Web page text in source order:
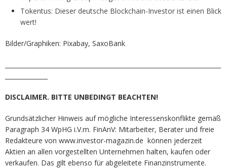
Tokentus: Dieser deutsche Blockchain-Investor ist einen Blick
wert!
Bilder/Graphiken: Pixabay, SaxoBank
DISCLAIMER. BITTE UNBEDINGT BEACHTEN!
Grundsätzlicher Hinweis auf mögliche Interessenskonflikte gemäß
Paragraph 34 WpHG i.V.m. FinAnV: Mitarbeiter, Berater und freie
Redakteure von www.investor-magazin.de können jederzeit
Aktien an allen vorgestellten Unternehmen halten, kaufen oder
verkaufen. Das gilt ebenso für abgeleitete Finanzinstrumente.